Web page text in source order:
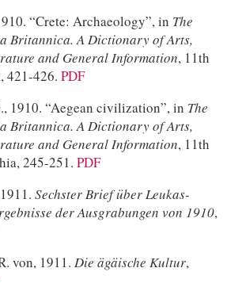
“Crete: Archaeology”, in The
Britannica. A Dictionary of Arts,
and General Information, 11th
421-426. PDF
1910. “Aegean civilization”, in The
Britannica. A Dictionary of Arts,
and General Information, 11th
245-251. PDF
Sechster Brief über Leukas-
der Ausgrabungen von 1910,
von, 1911. Die ägäische Kultur,